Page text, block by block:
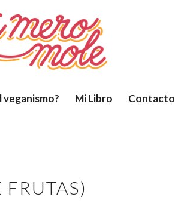
veganismo? Mi Libro Contacto